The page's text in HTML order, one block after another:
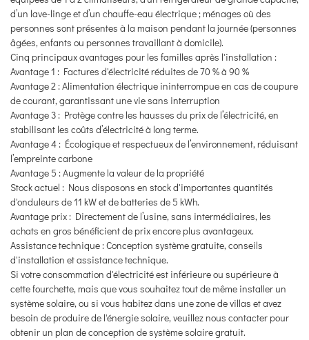
d’un lave-linge et d’un chauffe-eau électrique ; ménages où des
personnes sont présentes à la maison pendant la journée (personnes
âgées, enfants ou personnes travaillant à domicile).
Cinq principaux avantages pour les familles après l'installation :
Avantage 1 : Factures d'électricité réduites de 70 % à 90 %
Avantage 2 : Alimentation électrique ininterrompue en cas de coupure
de courant, garantissant une vie sans interruption
Avantage 3 : Protège contre les hausses du prix de l’électricité, en
stabilisant les coûts d’électricité à long terme.
Avantage 4 : Écologique et respectueux de l’environnement, réduisant
l’empreinte carbone
Avantage 5 : Augmente la valeur de la propriété
Stock actuel : Nous disposons en stock d'importantes quantités
d'onduleurs de 11 kW et de batteries de 5 kWh.
Avantage prix : Directement de l’usine, sans intermédiaires, les
achats en gros bénéficient de prix encore plus avantageux.
Assistance technique : Conception système gratuite, conseils
d'installation et assistance technique.
Si votre consommation d'électricité est inférieure ou supérieure à
cette fourchette, mais que vous souhaitez tout de même installer un
système solaire, ou si vous habitez dans une zone de villas et avez
besoin de produire de l'énergie solaire, veuillez nous contacter pour
obtenir un plan de conception de système solaire gratuit.